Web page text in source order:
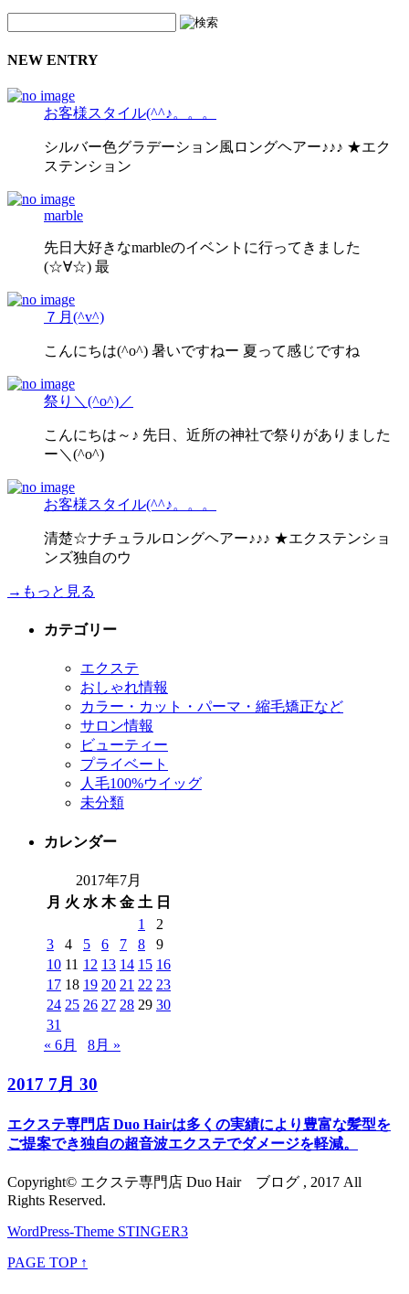
NEW ENTRY
お客様スタイル(^^♪。。。
シルバー色グラデーション風ロングヘアー♪♪♪ ★エク
ステンション
marble
先日大好きなmarbleのイベントに行ってきました
(☆∀☆) 最
７月(^v^)
こんにちは(^o^) 暑いですねー 夏って感じですね
祭り＼(^o^)／
こんにちは～♪ 先日、近所の神社で祭りがありました
ー＼(^o^)
お客様スタイル(^^♪。。。
清楚☆ナチュラルロングヘアー♪♪♪ ★エクステンショ
ンズ独自のウ
→もっと見る
カテゴリー
エクステ
おしゃれ情報
カラー・カット・パーマ・縮毛矯正など
サロン情報
ビューティー
プライベート
人毛100%ウイッグ
未分類
カレンダー
2017年7月
月 火 水 木 金 土 日
1
2
3
4 5 6 7 8
9
10 11 12 13 14 15 16
17 18 19 20 21 22 23
24 25 26 27 28 29 30
31
« 6月
8月 »
2017 7月 30
エクステ専門店 Duo Hairは多くの実績により豊富な髪型を
ご提案でき独自の超音波エクステでダメージを軽減。
Copyright© エクステ専門店 Duo Hair ブログ , 2017 All
Rights Reserved.
WordPress-Theme STINGER3
PAGE TOP ↑